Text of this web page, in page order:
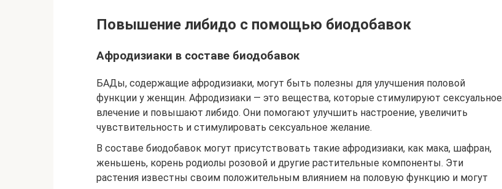
Повышение либидо с помощью биодобавок
Афродизиаки в составе биодобавок
БАДы, содержащие афродизиаки, могут быть полезны для улучшения половой
функции у женщин. Афродизиаки — это вещества, которые стимулируют сексуальное
влечение и повышают либидо. Они помогают улучшить настроение, увеличить
чувствительность и стимулировать сексуальное желание.
В составе биодобавок могут присутствовать такие афродизиаки, как мака, шафран,
женьшень, корень родиолы розовой и другие растительные компоненты. Эти
растения известны своим положительным влиянием на половую функцию и могут